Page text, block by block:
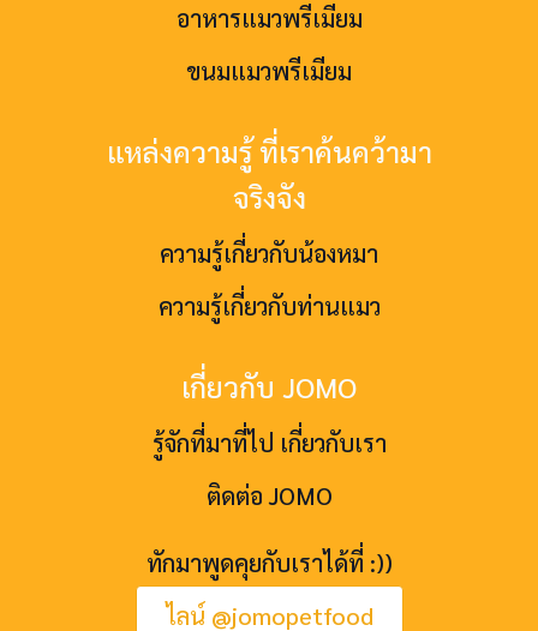
อาหารแมวพรีเมียม
ขนมแมวพรีเมียม
แหล่งความรู้ ที่เราค้นคว้ามา
จริงจัง
ความรู้เกี่ยวกับน้องหมา
ความรู้เกี่ยวกับท่านแมว
เกี่ยวกับ JOMO
รู้จักที่มาที่ไป เกี่ยวกับเรา
ติดต่อ JOMO
ทักมาพูดคุยกับเราได้ที่ :))
ไลน์ @jomopetfood